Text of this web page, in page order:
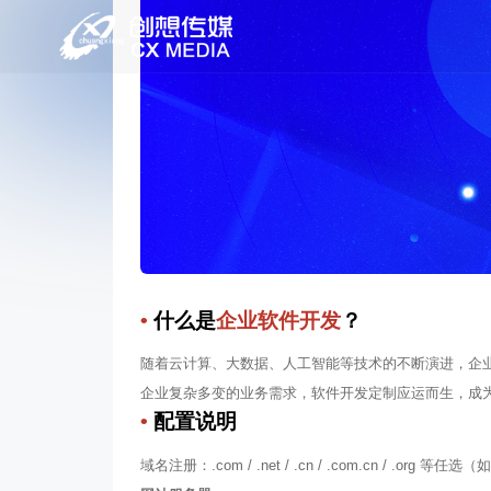
企业软件开发
企业实现数字化转型，已成为企业发展的必然趋势！
• 什么是企业软件开发？
随着云计算、大数据、人工智能等技术的不断演进，
企业复杂多变的业务需求，软件开发定制应运而生，
• 配置说明
域名注册：.com / .net / .cn / .com.cn / .org 等任选（